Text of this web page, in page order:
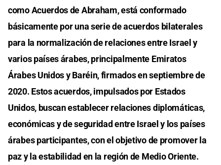
como Acuerdos de Abraham, está conformado
básicamente por una serie de acuerdos bilaterales
para la normalización de relaciones entre Israel y
varios países árabes, principalmente Emiratos
Árabes Unidos y Baréin, firmados en septiembre de
2020. Estos acuerdos, impulsados por Estados
Unidos, buscan establecer relaciones diplomáticas,
económicas y de seguridad entre Israel y los países
árabes participantes, con el objetivo de promover la
paz y la estabilidad en la región de Medio Oriente.